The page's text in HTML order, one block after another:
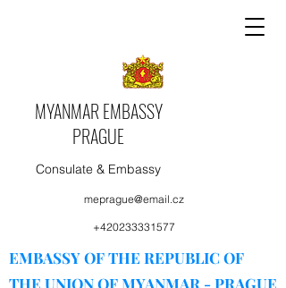
MYANMAR EMBASSY
PRAGUE
Consulate & Embassy
meprague@email.cz
+420233331577
EMBASSY OF THE REPUBLIC OF
THE UNION OF MYANMAR - PRAGUE